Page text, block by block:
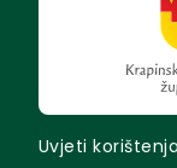
Uvjeti korištenja